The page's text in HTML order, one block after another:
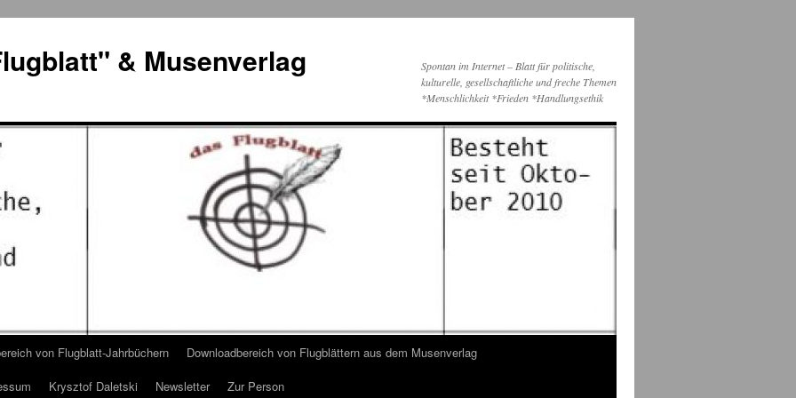
& Musenverlag
Spontan im Internet – Blatt für politische,
kulturelle, gesellschaftliche und freche Themen
*Menschlichkeit *Frieden *Handlungsethik
von Flugblatt-Jahrbüchern
Downloadbereich von Flugblättern aus dem Musenverlag
Krysztof Daletski Newsletter Zur Person